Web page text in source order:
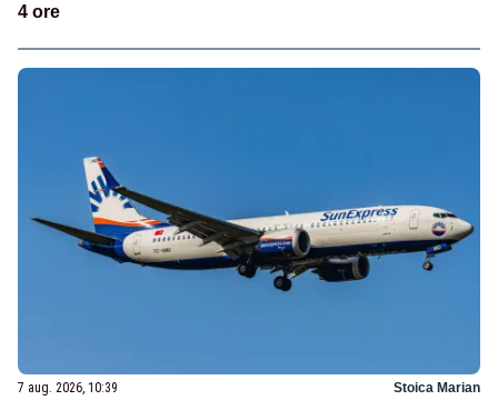
4 ore
7 aug. 2026, 10:39 Stoica Marian